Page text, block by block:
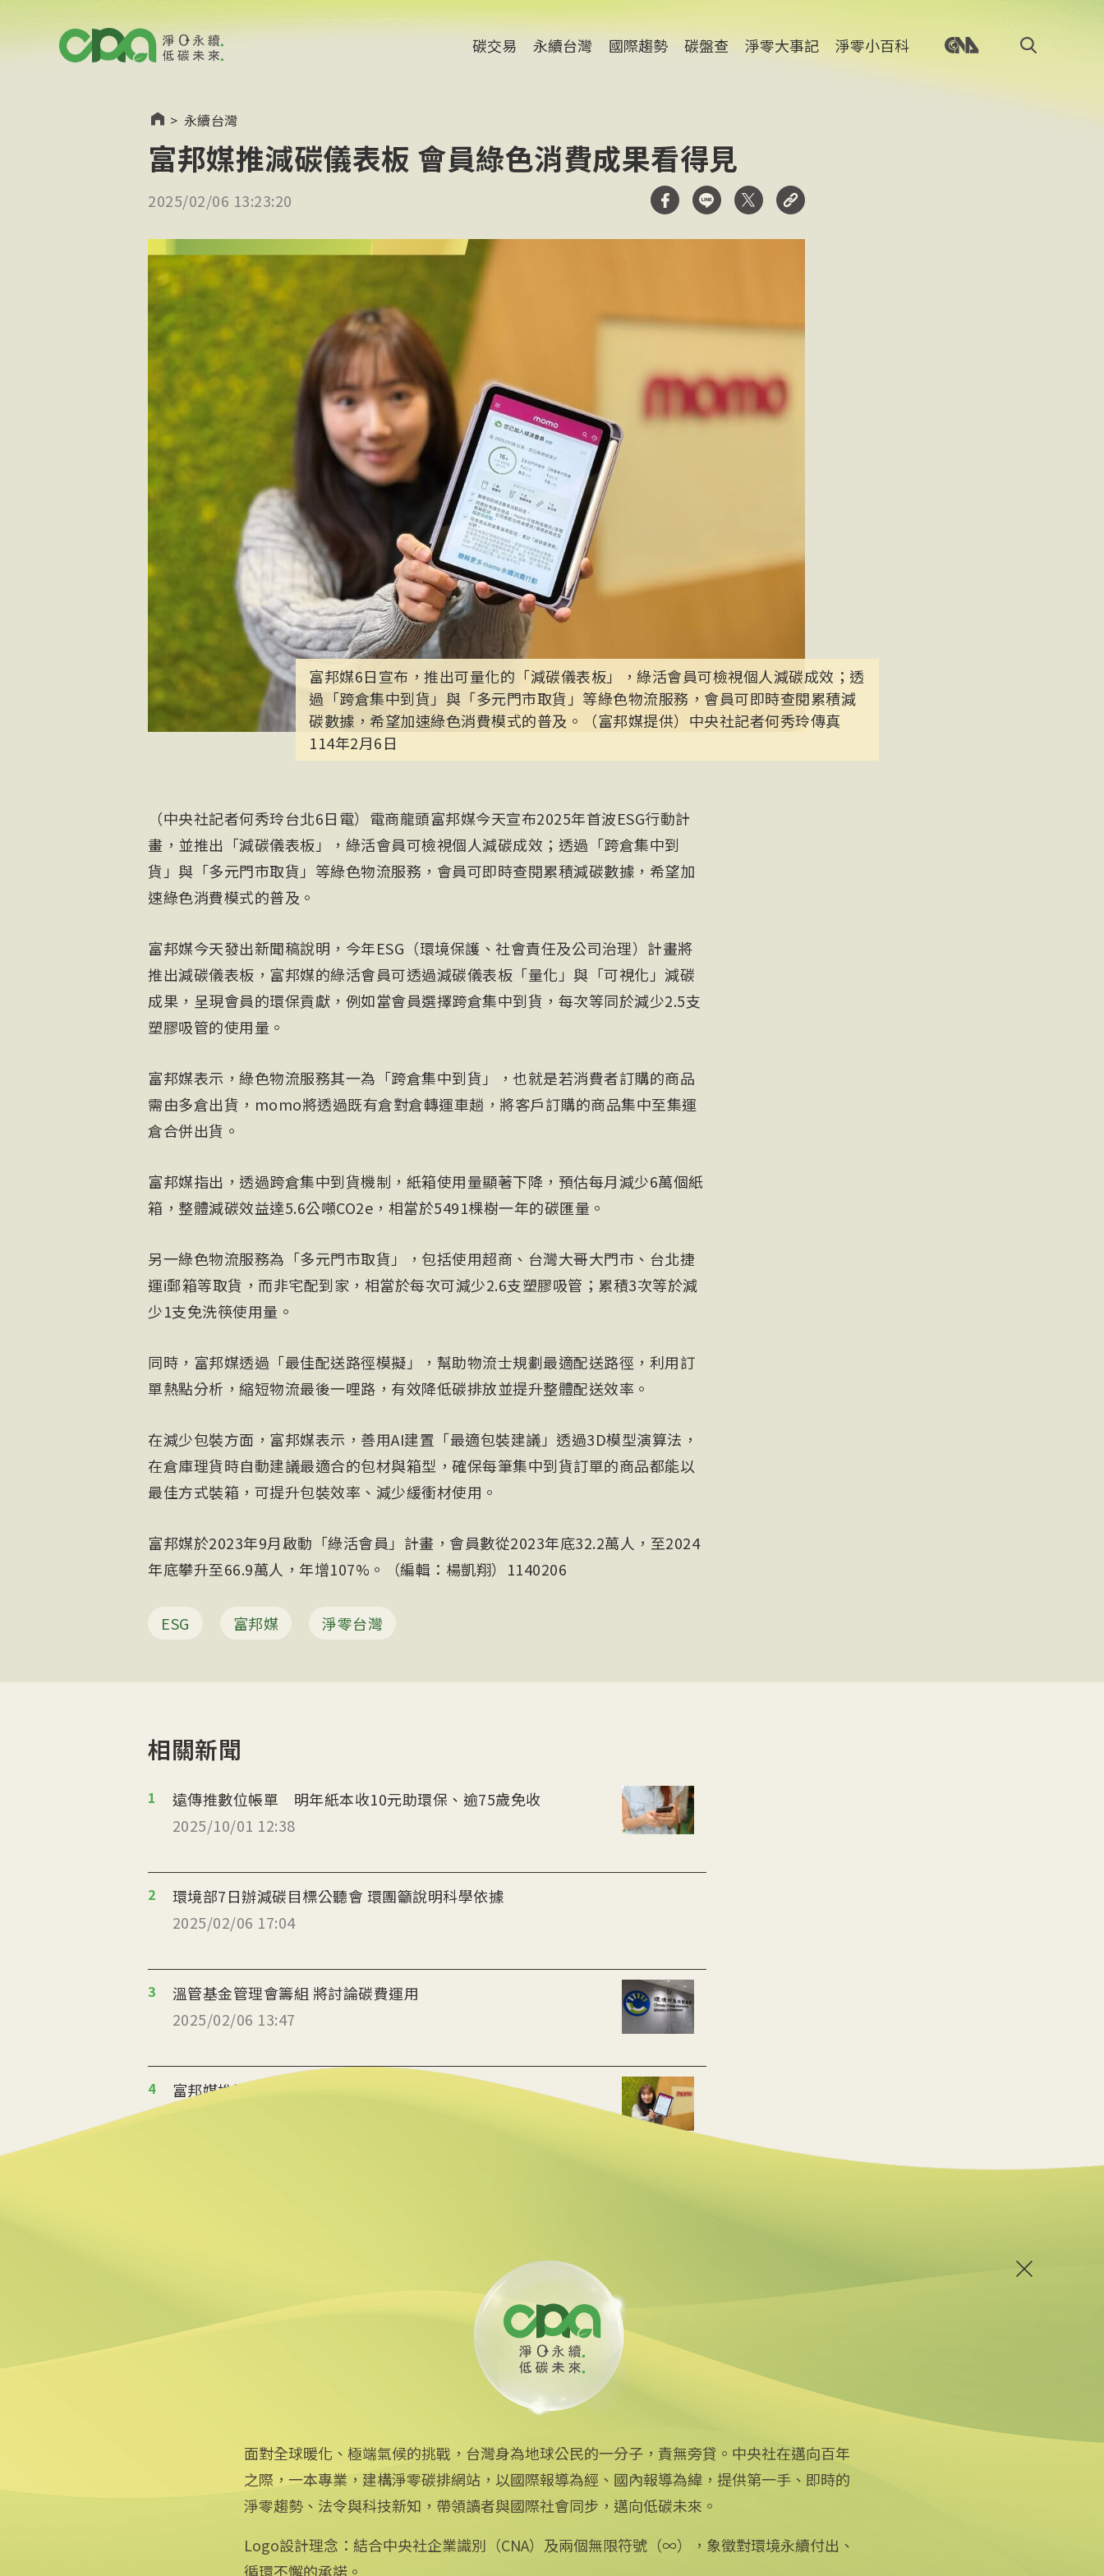
碳交易 永續台灣 國際趨勢 碳盤查 淨零大事記 淨零小百科
> 永續台灣
富邦媒推減碳儀表板 會員綠色消費成果看得見
2025/02/06 13:23:20
富邦媒6日宣布，推出可量化的「減碳儀表板」，綠活會員可檢視個人減碳成效；透
過「跨倉集中到貨」與「多元門市取貨」等綠色物流服務，會員可即時查閱累積減
碳數據，希望加速綠色消費模式的普及。（富邦媒提供）中央社記者何秀玲傳真
114年2月6日
（中央社記者何秀玲台北6日電）電商龍頭富邦媒今天宣布2025年首波ESG行動計
畫，並推出「減碳儀表板」，綠活會員可檢視個人減碳成效；透過「跨倉集中到
貨」與「多元門市取貨」等綠色物流服務，會員可即時查閱累積減碳數據，希望加
速綠色消費模式的普及。
富邦媒今天發出新聞稿說明，今年ESG（環境保護、社會責任及公司治理）計畫將
推出減碳儀表板，富邦媒的綠活會員可透過減碳儀表板「量化」與「可視化」減碳
成果，呈現會員的環保貢獻，例如當會員選擇跨倉集中到貨，每次等同於減少2.5支
塑膠吸管的使用量。
富邦媒表示，綠色物流服務其一為「跨倉集中到貨」，也就是若消費者訂購的商品
需由多倉出貨，momo將透過既有倉對倉轉運車趟，將客戶訂購的商品集中至集運
倉合併出貨。
富邦媒指出，透過跨倉集中到貨機制，紙箱使用量顯著下降，預估每月減少6萬個紙
箱，整體減碳效益達5.6公噸CO2e，相當於5491棵樹一年的碳匯量。
另一綠色物流服務為「多元門市取貨」，包括使用超商、台灣大哥大門市、台北捷
運i郵箱等取貨，而非宅配到家，相當於每次可減少2.6支塑膠吸管；累積3次等於減
少1支免洗筷使用量。
同時，富邦媒透過「最佳配送路徑模擬」，幫助物流士規劃最適配送路徑，利用訂
單熱點分析，縮短物流最後一哩路，有效降低碳排放並提升整體配送效率。
在減少包裝方面，富邦媒表示，善用AI建置「最適包裝建議」透過3D模型演算法，
在倉庫理貨時自動建議最適合的包材與箱型，確保每筆集中到貨訂單的商品都能以
最佳方式裝箱，可提升包裝效率、減少緩衝材使用。
富邦媒於2023年9月啟動「綠活會員」計畫，會員數從2023年底32.2萬人，至2024
年底攀升至66.9萬人，年增107%。（編輯：楊凱翔）1140206
ESG 富邦媒 淨零台灣
相關新聞
1
遠傳推數位帳單 明年紙本收10元助環保、逾75歲免收
2025/10/01 12:38
2
環境部7日辦減碳目標公聽會 環團籲說明科學依據
2025/02/06 17:04
3
溫管基金管理會籌組 將討論碳費運用
2025/02/06 13:47
4
富邦媒推減碳儀表板 會員綠色消費成果看得見
2025/02/05 12:42
Focus Taiwan
フォーカス台湾
iOS app 下載
Android app 下載
面對全球暖化、極端氣候的挑戰，台灣身為地球公民的一分子，責無旁貸。中央社在邁向百年
之際，一本專業，建構淨零碳排網站，以國際報導為經、國內報導為緯，提供第一手、即時的
淨零趨勢、法令與科技新知，帶領讀者與國際社會同步，邁向低碳未來。
Logo設計理念：結合中央社企業識別（CNA）及兩個無限符號（∞），象徵對環境永續付出、
循環不懈的承諾。